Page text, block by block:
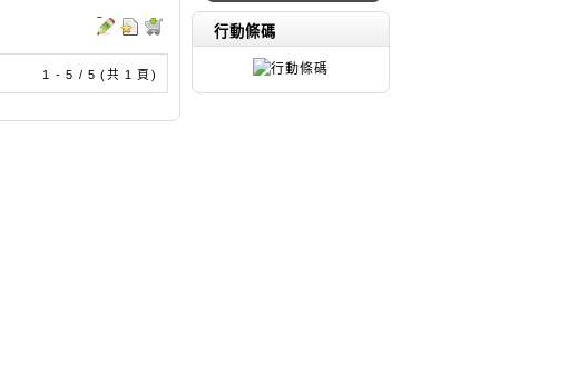
特價材料包z129
行動條碼
1 - 5 / 5 (共 1 頁)